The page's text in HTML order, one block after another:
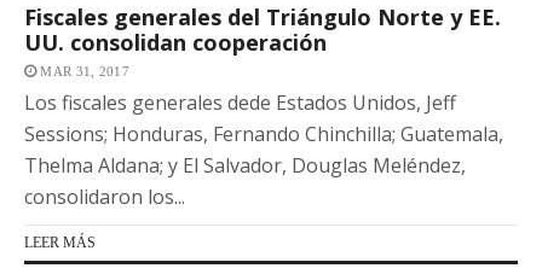
Fiscales generales del Triángulo Norte y EE.
UU. consolidan cooperación
MAR 31, 2017
Los fiscales generales dede Estados Unidos, Jeff
Sessions; Honduras, Fernando Chinchilla; Guatemala,
Thelma Aldana; y El Salvador, Douglas Meléndez,
consolidaron los...
LEER MÁS